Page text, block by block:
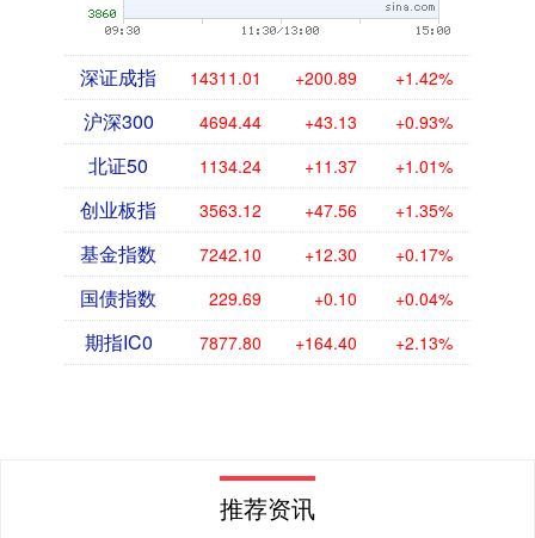
深证成指 14311.01 +200.89 +1.42%
沪深300 4694.44 +43.13 +0.93%
北证50 1134.24 +11.37 +1.01%
创业板指 3563.12 +47.56 +1.35%
基金指数 7242.10 +12.30 +0.17%
国债指数 229.69 +0.10 +0.04%
期指IC0 7877.80 +164.40 +2.13%
推荐资讯